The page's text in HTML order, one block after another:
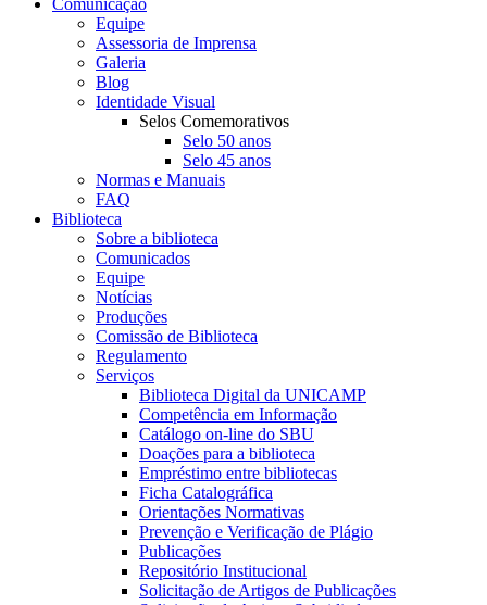
Comunicação
Equipe
Assessoria de Imprensa
Galeria
Blog
Identidade Visual
Selos Comemorativos
Selo 50 anos
Selo 45 anos
Normas e Manuais
FAQ
Biblioteca
Sobre a biblioteca
Comunicados
Equipe
Notícias
Produções
Comissão de Biblioteca
Regulamento
Serviços
Biblioteca Digital da UNICAMP
Competência em Informação
Catálogo on-line do SBU
Doações para a biblioteca
Empréstimo entre bibliotecas
Ficha Catalográfica
Orientações Normativas
Prevenção e Verificação de Plágio
Publicações
Repositório Institucional
Solicitação de Artigos de Publicações